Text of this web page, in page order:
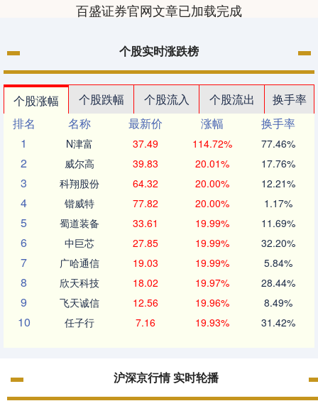
百盛证券官网文章已加载完成
个股实时涨跌榜
个股涨幅 个股跌幅 个股流入 个股流出
换手率
排名
名称 最新价 涨幅
换手率
1
N津富 37.49 114.72% 77.46%
2 威尔高 39.83 20.01% 17.76%
3 科翔股份 64.32 20.00% 12.21%
4 锴威特 77.82 20.00% 1.17%
5 蜀道装备 33.61 19.99% 11.69%
6 中巨芯 27.85 19.99% 32.20%
7 广哈通信 19.03 19.99% 5.84%
8 欣天科技 18.02 19.97% 28.44%
9 飞天诚信 12.56 19.96% 8.49%
10 任子行 7.16 19.93% 31.42%
沪深京行情 实时轮播